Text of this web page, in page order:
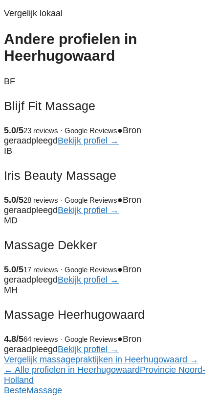
Vergelijk lokaal
Andere profielen in
Heerhugowaard
BF
Blijf Fit Massage
5.0/523 reviews · Google Reviews●Bron
geraadpleegdBekijk profiel →
IB
Iris Beauty Massage
5.0/528 reviews · Google Reviews●Bron
geraadpleegdBekijk profiel →
MD
Massage Dekker
5.0/517 reviews · Google Reviews●Bron
geraadpleegdBekijk profiel →
MH
Massage Heerhugowaard
4.8/564 reviews · Google Reviews●Bron
geraadpleegdBekijk profiel →
Vergelijk massagepraktijken in Heerhugowaard →
← Alle profielen in HeerhugowaardProvincie Noord-
Holland
BesteMassage